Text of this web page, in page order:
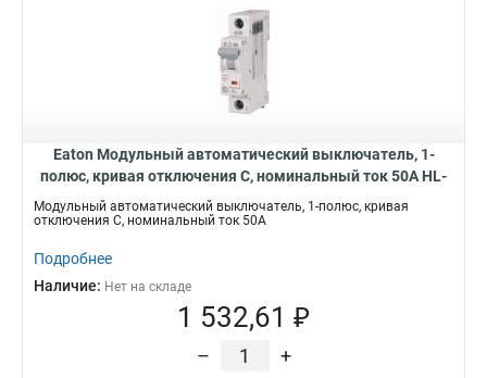
Eaton Модульный автоматический выключатель, 1-
полюс, кривая отключения C, номинальный ток 50А HL-
Модульный автоматический выключатель, 1-полюс, кривая
отключения C, номинальный ток 50А
Подробнее
Наличие: Нет на складе
1 532,61 ₽
– +